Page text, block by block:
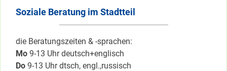
Soziale Beratung im Stadtteil
die Beratungszeiten & -sprachen:
Mo 9-13 Uhr deutsch+englisch
Do 9-13 Uhr dtsch, engl.,russisch